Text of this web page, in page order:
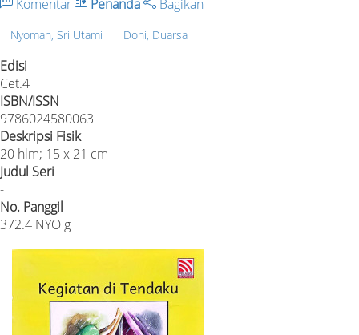
Komentar Penanda Bagikan
Nyoman, Sri Utami Doni, Duarsa
Edisi
Cet.4
ISBN/ISSN
9786024580063
Deskripsi Fisik
20 hlm; 15 x 21 cm
Judul Seri
-
No. Panggil
372.4 NYO g